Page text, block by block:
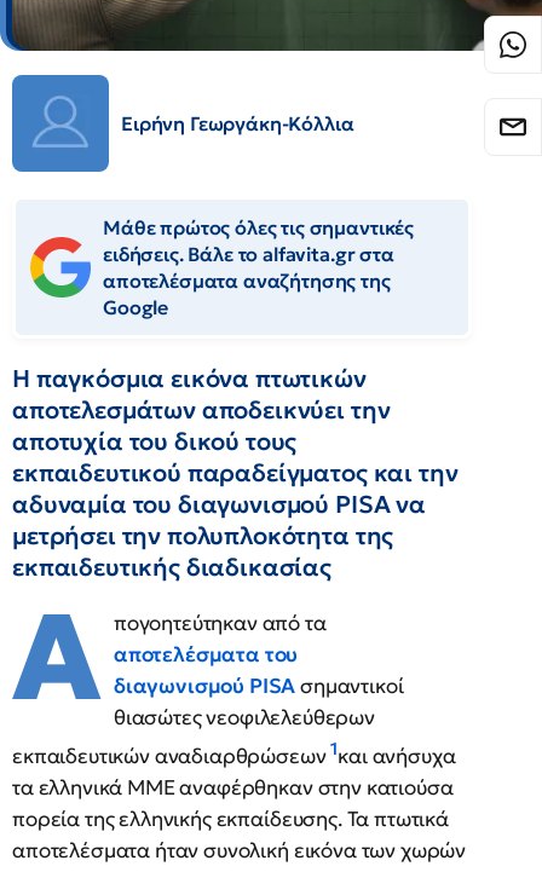
Ειρήνη Γεωργάκη-Κόλλια
Μάθε πρώτος όλες τις σημαντικές
ειδήσεις. Βάλε το alfavita.gr στα
αποτελέσματα αναζήτησης της
Google
Η παγκόσμια εικόνα πτωτικών
αποτελεσμάτων αποδεικνύει την
αποτυχία του δικού τους
εκπαιδευτικού παραδείγματος και την
αδυναμία του διαγωνισμού PISA να
μετρήσει την πολυπλοκότητα της
εκπαιδευτικής διαδικασίας
Α πογοητεύτηκαν από τα
αποτελέσματα του
διαγωνισμού PISAσημαντικοί
θιασώτες νεοφιλελεύθερων
εκπαιδευτικών αναδιαρθρώσεων1και ανήσυχα
τα ελληνικά ΜΜΕ αναφέρθηκαν στην κατιούσα
πορεία της ελληνικής εκπαίδευσης. Τα πτωτικά
αποτελέσματα ήταν συνολική εικόνα των χωρών